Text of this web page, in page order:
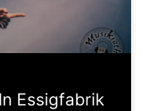
Essigfabrik